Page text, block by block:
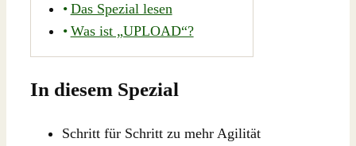
Das Spezial lesen
Was ist „UPLOAD“?
In diesem Spezial
Schritt für Schritt zu mehr Agilität